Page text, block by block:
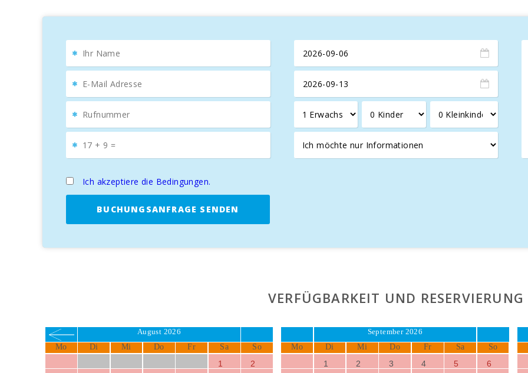
Nur 10 Minuten mit dem Auto entfernt befindet sich der exklusiveYachthafen von Cala d′Or, wo SieGeschäfte,
Villa Estepa ist die unvergesslichen Urlaub auf Mallorca suchen, mit
hervorragenden Lage, um die bestenSträndeundAktivitäten auf der Inselzu erkunden.
Ich akzeptiere die Bedingungen.
BUCHUNGSANFRAGE SENDEN
VERFÜGBARKEIT UND RESERVIERUNG
August 2026
Mo Di Mi Do Fr Sa So
1
2
September 2026
Mo Di Mi Do Fr Sa So
1 2 3 4 5
6